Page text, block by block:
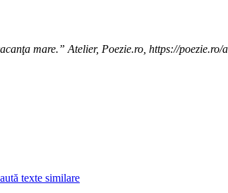
mare.” Atelier, Poezie.ro, https://
texte similare